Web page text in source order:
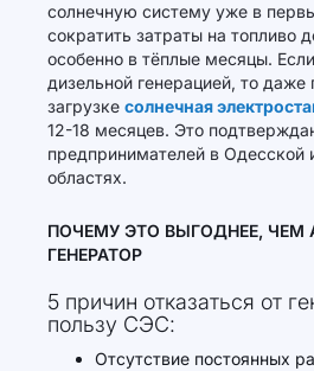
солнечную систему уже в
сократить затраты на топливо
особенно в тёплые месяцы.
дизельной генерацией, то
загрузке солнечная
12-18 месяцев. Это
предпринимателей в Одесской
областях.
ПОЧЕМУ ЭТО ВЫГОДНЕЕ, ЧЕМ
ГЕНЕРАТОР
5 причин отказаться от
пользу СЭС:
Отсутствие постоянных